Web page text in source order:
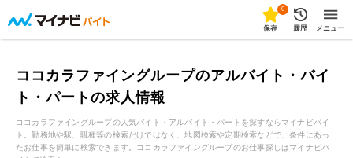
0
保存 履歴 メニュー
ココカラファイングループのアルバイト・バイ
ト・パートの求人情報
ココカラファイングループの人気バイト・アルバイト・パートを探すならマイナビバイ
ト。勤務地や駅、職種等の検索だけではなく、地図検索や定期検索などで、条件にあっ
たお仕事を簡単に検索できます。ココカラファイングループのお仕事探しはマイナビバ